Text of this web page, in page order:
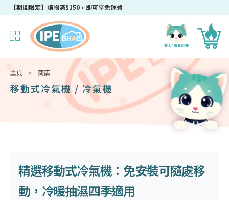
【期間限定】購物滿$150，即可享免運費
成為IPEshop會員，新會員即可獲得迎新$50購物優惠碼！
主頁 » 商店
移動式冷氣機 / 冷氣機
精選移動式冷氣機：免安裝可隨處移
動，冷暖抽濕四季適用